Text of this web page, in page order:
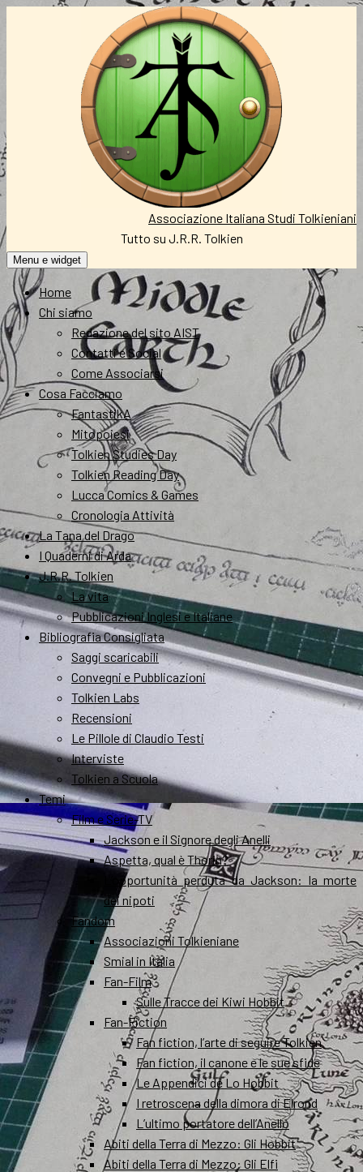
Associazione Italiana Studi Tolkieniani
Tutto su J.R.R. Tolkien
Menu e widget
Home
Chi siamo
Redazione del sito AIST
Contatti e Social
Come Associarsi
Cosa Facciamo
FantastikA
Mitopoiesi
Tolkien Studies Day
Tolkien Reading Day
Lucca Comics & Games
Cronologia Attività
La Tana del Drago
I Quaderni di Arda
J.R.R. Tolkien
La vita
Pubblicazioni Inglesi e Italiane
Bibliografia Consigliata
Saggi scaricabili
Convegni e Pubblicazioni
Tolkien Labs
Recensioni
Le Pillole di Claudio Testi
Interviste
Tolkien a Scuola
Temi
Film e Serie-TV
Jackson e il Signore degli Anelli
Aspetta, qual è Thorin?
L’opportunità perduta da Jackson: la morte
dei nipoti
Fandom
Associazioni Tolkieniane
Smial in Italia
Fan-Film
Sulle Tracce dei Kiwi Hobbit
Fan-Fiction
Fan fiction, l’arte di seguire Tolkien
Fan fiction, il canone e le sue sfide
Le Appendici de Lo Hobbit
I retroscena della dimora di Elrond
L’ultimo portatore dell’Anello
Abiti della Terra di Mezzo: Gli Hobbit
Abiti della Terra di Mezzo: Gli Elfi